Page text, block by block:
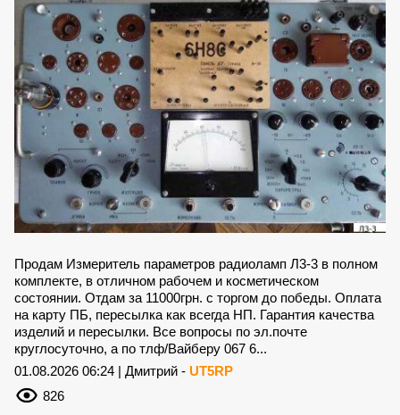
Продам Измеритель параметров радиоламп Л3-3 в полном
комплекте, в отличном рабочем и косметическом
состоянии. Отдам за 11000грн. с торгом до победы. Оплата
на карту ПБ, пересылка как всегда НП. Гарантия качества
изделий и пересылки. Все вопросы по эл.почте
круглосуточно, а по тлф/Вайберу 067 6...
01.08.2026 06:24 | Дмитрий - UT5RP
826